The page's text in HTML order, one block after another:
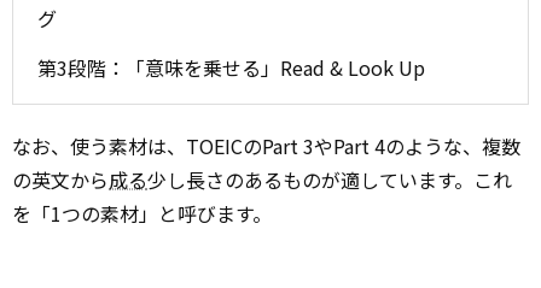
グ
第3段階：「意味を乗せる」Read & Look Up
なお、使う素材は、TOEICのPart 3やPart 4のような、複数
の英文から成る少し長さのあるものが適しています。これ
を「1つの素材」と呼びます。